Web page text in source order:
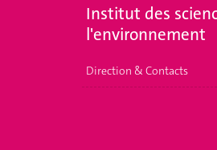
Institut des
l'environnement
Direction & Contacts